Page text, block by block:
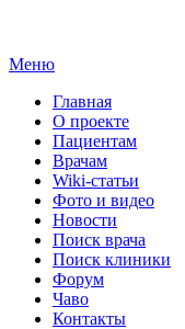
Меню
Главная
О проекте
Пациентам
Врачам
Wiki-статьи
Фото и видео
Новости
Поиск врача
Поиск клиники
Форум
Чаво
Контакты